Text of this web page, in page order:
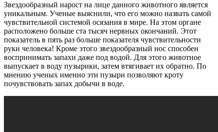
Звездообразный нарост на лице данного животного является
уникальным. Ученые выяснили, что его можно назвать самой
чувствительной системой осязания в мире. На этом органе
расположено больше ста тысяч нервных окончаний. Этот
показатель в пять раз больше показателя чувствительности
руки человека! Кроме этого звездообразный нос способен
воспринимать запахи даже под водой. Для этого животное
выпускает в воду пузырики, затем втягивает их обратно. По
мнению ученых именно эти пузыри позволяют кроту
почувствовать запах добычи в воде.